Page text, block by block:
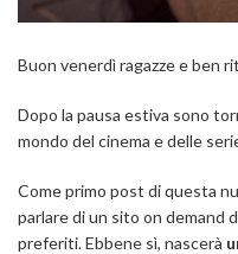
Buon venerdì ragazze e ben
Dopo la pausa estiva sono
mondo del cinema e delle
Come primo post di questa
parlare di un sito on demand
preferiti. Ebbene sì, nascerà